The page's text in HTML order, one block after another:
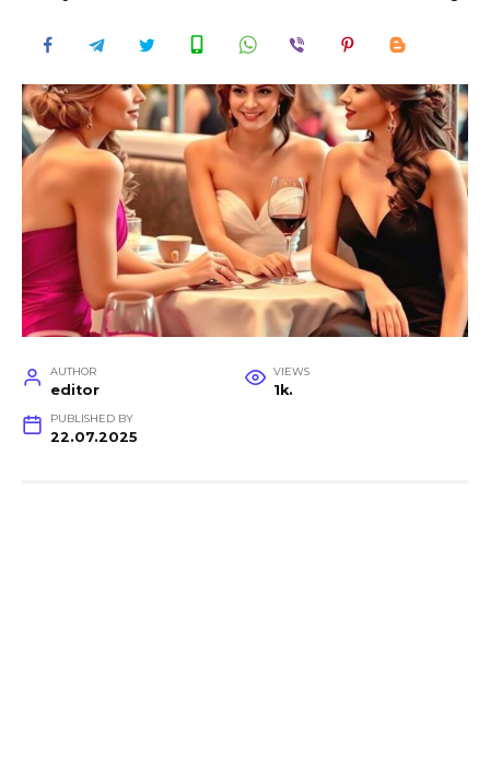
AUTHOR
editor
VIEWS
1k.
PUBLISHED BY
22.07.2025